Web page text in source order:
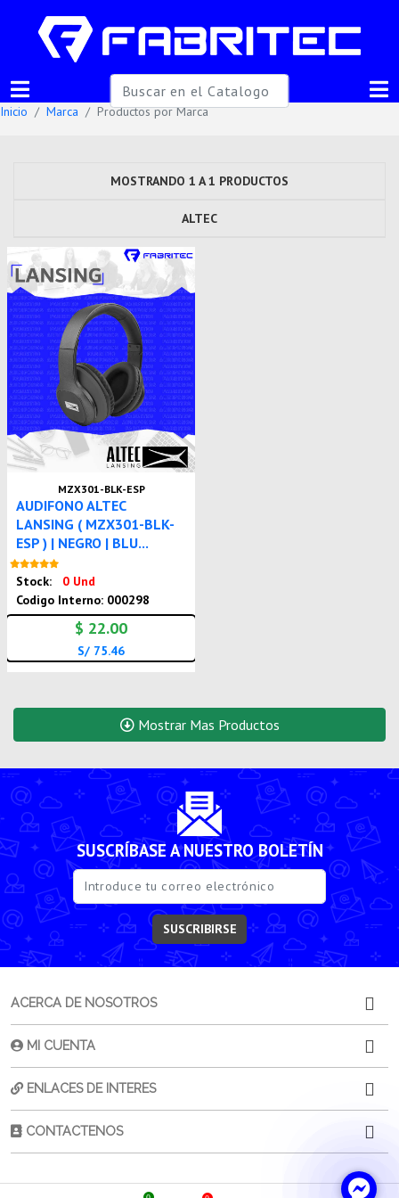
Inicio Marca Productos por Marca
MOSTRANDO 1 A 1 PRODUCTOS
ALTEC
MZX301-BLK-ESP
AUDIFONO ALTEC
LANSING ( MZX301-BLK-
ESP ) | NEGRO | BLU...
Stock:
0 Und
Codigo Interno: 000298
$ 22.00
S/ 75.46
Mostrar Mas Productos
SUSCRÍBASE A NUESTRO BOLETÍN
SUSCRIBIRSE
ACERCA DE NOSOTROS
MI CUENTA
ENLACES DE INTERES
CONTACTENOS